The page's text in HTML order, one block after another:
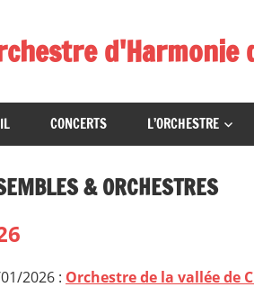
d'Harmonie
CONCERTS L’ORCHESTRE
& ORCHESTRES
2026 : Orchestre de la vallée de